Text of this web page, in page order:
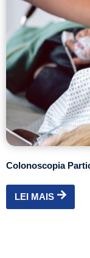
Colonoscopia
LEI MAIS